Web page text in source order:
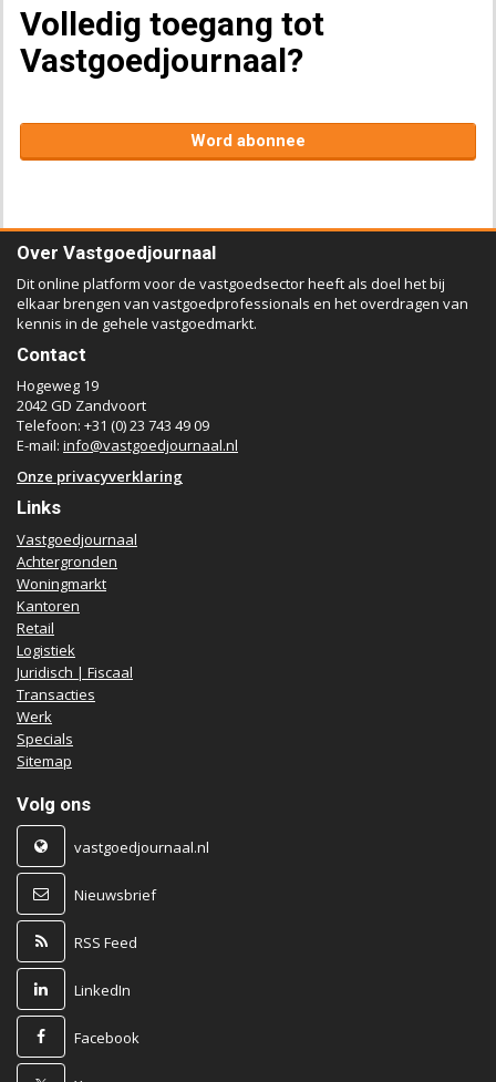
Volledig toegang tot
Vastgoedjournaal?
Word abonnee
Over Vastgoedjournaal
Dit online platform voor de vastgoedsector heeft als doel het bij
elkaar brengen van vastgoedprofessionals en het overdragen van
kennis in de gehele vastgoedmarkt.
Contact
Hogeweg 19
2042 GD Zandvoort
Telefoon: +31 (0) 23 743 49 09
E-mail: info@vastgoedjournaal.nl
Onze privacyverklaring
Links
Vastgoedjournaal
Achtergronden
Woningmarkt
Kantoren
Retail
Logistiek
Juridisch | Fiscaal
Transacties
Werk
Specials
Sitemap
Volg ons
vastgoedjournaal.nl
Nieuwsbrief
RSS Feed
LinkedIn
Facebook